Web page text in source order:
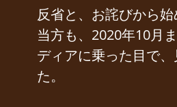
反省と、お詫びから始
当方も、2020年10月
ディアに乗った目で
た。